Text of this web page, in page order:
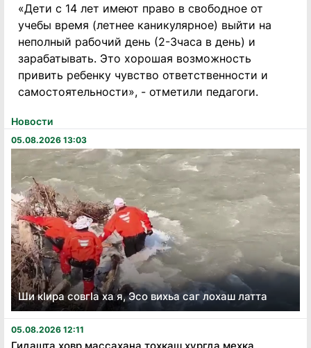
Новости
05.08.2026 13:03
Ши кӏира совгӏа ха я, Эсо вихьа саг лохаш латта
05.08.2026 12:11
«Дети с 14 лет имеют право в свободное от
учебы время (летнее каникулярное) выйти на
неполный рабочий день (2-3часа в день) и
зарабатывать. Это хорошая возможность
привить ребенку чувство ответственности и
самостоятельности», - отметили педагоги.